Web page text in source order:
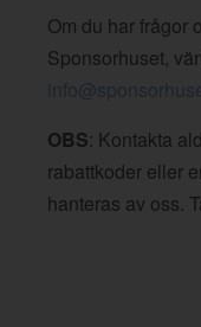
Om du har frågor
Sponsorhuset,
OBS: Kontakta
rabattkoder eller
hanteras av oss.